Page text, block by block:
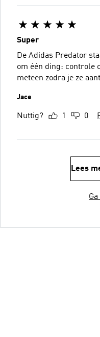
Super
De Adidas Predator
om één ding: controle
meteen zodra je ze
Jace
Nuttig? 1 0
Lees